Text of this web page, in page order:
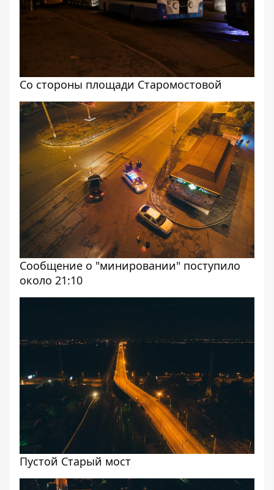
Со стороны площади Старомостовой
Сообщение о "минировании" поступило
около 21:10
Пустой Старый мост